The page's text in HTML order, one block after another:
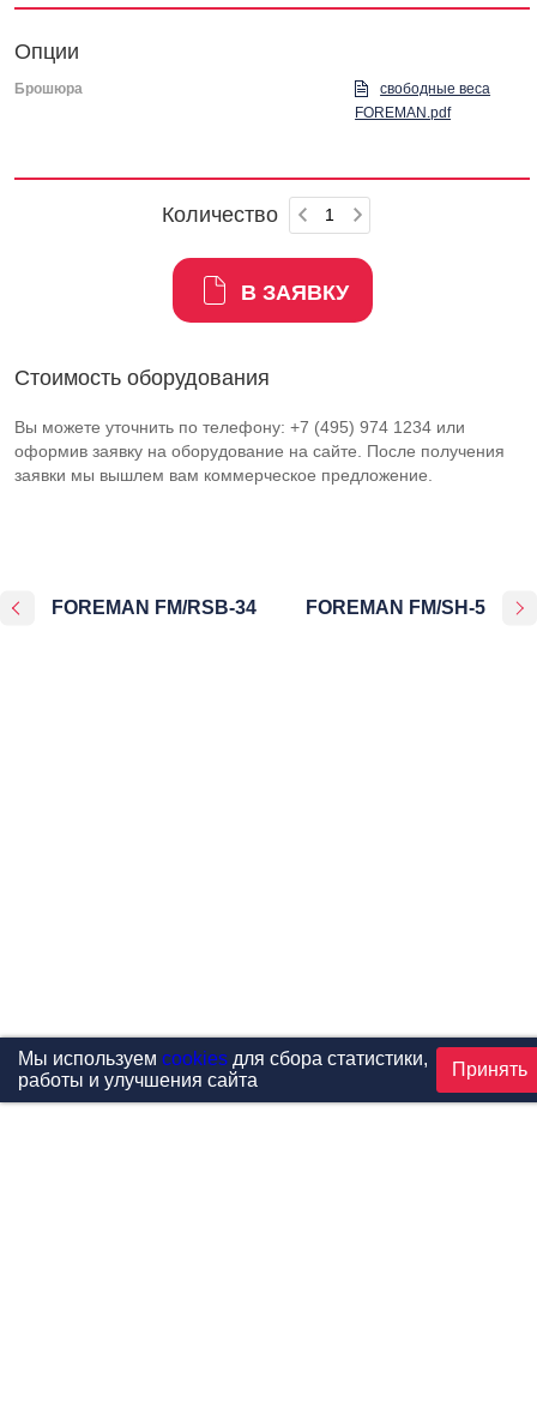
Опции
Брошюра
свободные веса
FOREMAN.pdf
Количество
В ЗАЯВКУ
Стоимость оборудования
Вы можете уточнить по телефону: +7 (495) 974 1234 или
оформив заявку на оборудование на сайте. После получения
заявки мы вышлем вам коммерческое предложение.
FOREMAN FM/RSB-34 FOREMAN FM/SH-5
Мы используем cookiesдля сбора статистики,
работы и улучшения сайта
Принять